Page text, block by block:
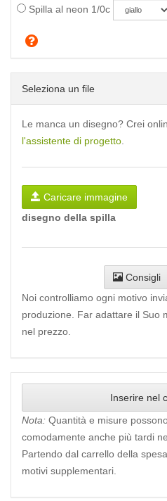
Spilla al neon 1/0c
Seleziona un file
Le manca un disegno? Crei
l'assistente di progetto
Caricare immagine
disegno della spilla
Consigli
Noi controlliamo ogni motivo
produzione. Far adattare il Suo
nel prezzo.
Inserire nel
Nota: Quantità e misure
comodamente anche più tardi
Partendo dal carrello della
motivi supplementari.